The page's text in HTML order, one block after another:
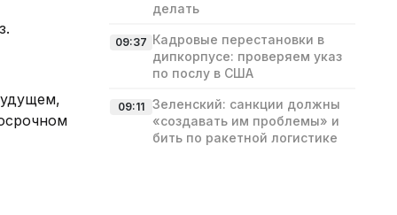
делать
09:37 Кадровые перестановки в
дипкорпусе: проверяем указ
по послу в США
09:11 Зеленский: санкции должны
«создавать им проблемы» и
бить по ракетной логистике